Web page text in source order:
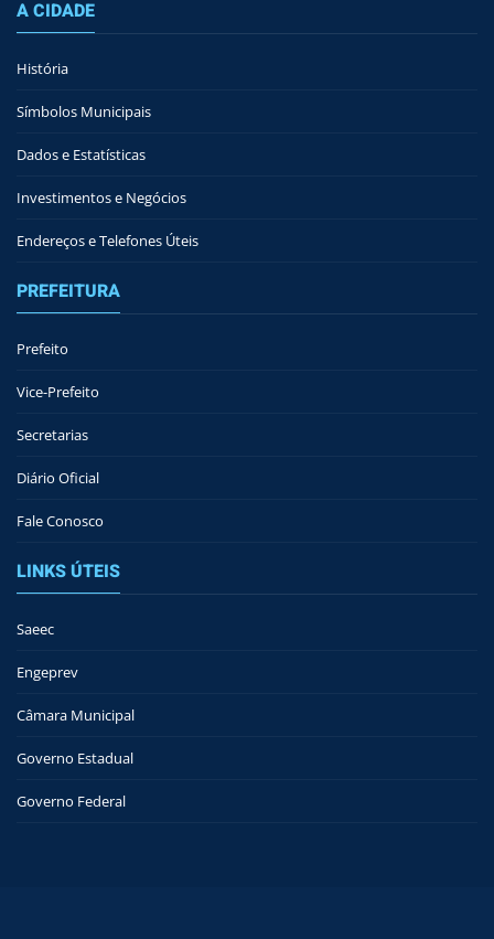
A CIDADE
História
Símbolos Municipais
Dados e Estatísticas
Investimentos e Negócios
Endereços e Telefones Úteis
PREFEITURA
Prefeito
Vice-Prefeito
Secretarias
Diário Oficial
Fale Conosco
LINKS ÚTEIS
Saeec
Engeprev
Câmara Municipal
Governo Estadual
Governo Federal